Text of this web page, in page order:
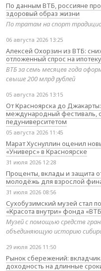
По данным ВТБ, россияне
здоровый образ жизни
По тратам на спорт
06 августа 2026 13:25
Алексей Охорзин из ВТБ:
отложенный спрос на ипотеку
ВТБ за семь месяцев года
свыше 200 млрд рублей
05 августа 2026 13:15
От Красноярска до
международный фестиваль,
педуниверситетом
05 августа 2026 11:45
Марат Хуснуллин оценил
«Универс» в Красноярске
31 июля 2026 12:28
Проценты, вклады и защита
молодёжь для взрослой
31 июля 2026 08:56
Сухобузимский музей стал
«Красота внутри» фонда
Музей с помощью средств
объединяющую историю
29 июля 2026 11:50
Рынок сбережений:
доходность на длинные